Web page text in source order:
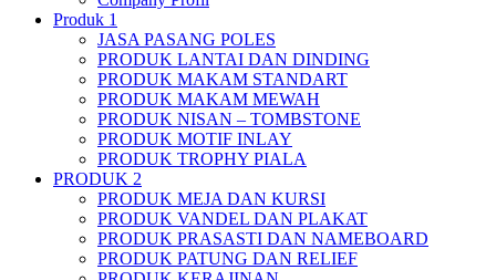
Produk 1
JASA PASANG POLES
PRODUK LANTAI DAN DINDING
PRODUK MAKAM STANDART
PRODUK MAKAM MEWAH
PRODUK NISAN – TOMBSTONE
PRODUK MOTIF INLAY
PRODUK TROPHY PIALA
PRODUK 2
PRODUK MEJA DAN KURSI
PRODUK VANDEL DAN PLAKAT
PRODUK PRASASTI DAN NAMEBOARD
PRODUK PATUNG DAN RELIEF